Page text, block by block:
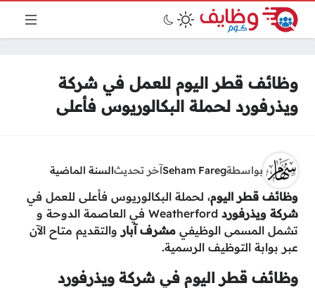
وظائف قطر اليوم للعمل في شركة
ويذرفورد لحملة البكالوريوس فأعلى
بواسطةSeham Faregآخر تحديثالسنة الماضية
وظائف قطر اليوم، لحملة البكالوريوس فأعلى للعمل في
شركة ويذرفورد
Weatherford في العاصمة الدوحة و
تشمل المسمى الوظيفي مشرف آبار والتقديم متاح الآن
عبر بوابة التوظيف الرسمية.
وظائف قطر اليوم في شركة ويذرفورد